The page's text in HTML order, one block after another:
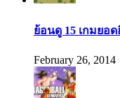
ย้อนดู 15 เกมยอ
February 26, 2014